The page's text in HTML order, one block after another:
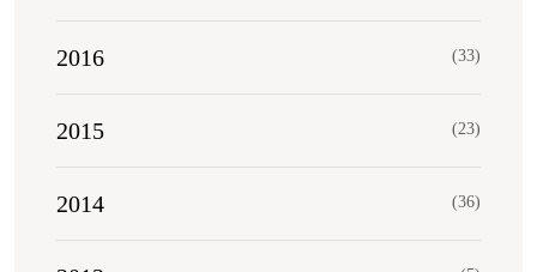
2016 (33)
2015 (23)
2014 (36)